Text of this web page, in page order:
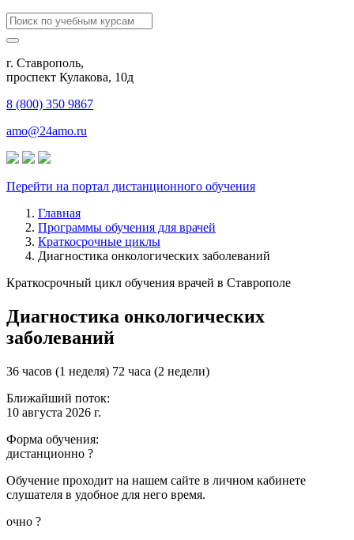
г. Ставрополь,
проспект Кулакова, 10д
8 (800) 350 9867
amo@24amo.ru
Перейти на портал дистанционного обучения
Главная
Программы обучения для врачей
Краткосрочные циклы
Диагностика онкологических заболеваний
Краткосрочный цикл обучения врачей в Ставрополе
Диагностика онкологических
заболеваний
36 часов (1 неделя) 72 часа (2 недели)
Ближайший поток:
10 августа 2026 г.
Форма обучения:
дистанционно ?
Обучение проходит на нашем сайте в личном кабинете
слушателя в удобное для него время.
очно ?